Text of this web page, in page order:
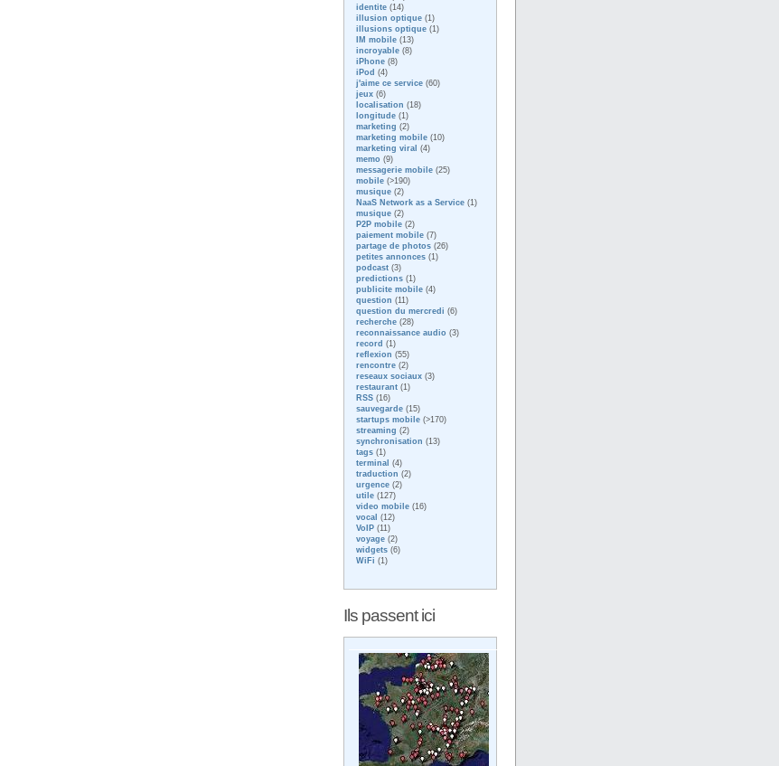
identite (14)
illusion optique (1)
illusions optique (1)
IM mobile (13)
incroyable (8)
iPhone (8)
iPod (4)
j'aime ce service (60)
jeux (6)
localisation (18)
longitude (1)
marketing (2)
marketing mobile (10)
marketing viral (4)
memo (9)
messagerie mobile (25)
mobile (>190)
musique (2)
NaaS Network as a Service (1)
musique (2)
P2P mobile (2)
paiement mobile (7)
partage de photos (26)
petites annonces (1)
podcast (3)
predictions (1)
publicite mobile (4)
question (11)
question du mercredi (6)
recherche (28)
reconnaissance audio (3)
record (1)
reflexion (55)
rencontre (2)
reseaux sociaux (3)
restaurant (1)
RSS (16)
sauvegarde (15)
startups mobile (>170)
streaming (2)
synchronisation (13)
tags (1)
terminal (4)
traduction (2)
urgence (2)
utile (127)
video mobile (16)
vocal (12)
VoIP (11)
voyage (2)
widgets (6)
WiFi (1)
Ils passent ici